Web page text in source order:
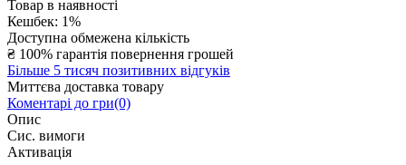
Товар в наявності
Кешбек: 1%
Доступна обмежена кількість
₴ 100% гарантія повернення грошей
Більше 5 тисяч позитивних відгуків
Миттєва доставка товару
Коментарі до гри(0)
Опис
Сис. вимоги
Активація